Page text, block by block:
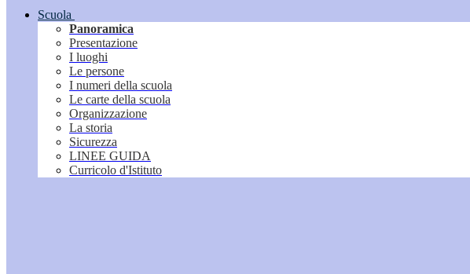
Scuola
Panoramica
Presentazione
I luoghi
Le persone
I numeri della scuola
Le carte della scuola
Organizzazione
La storia
Sicurezza
LINEE GUIDA
Curricolo d'Istituto